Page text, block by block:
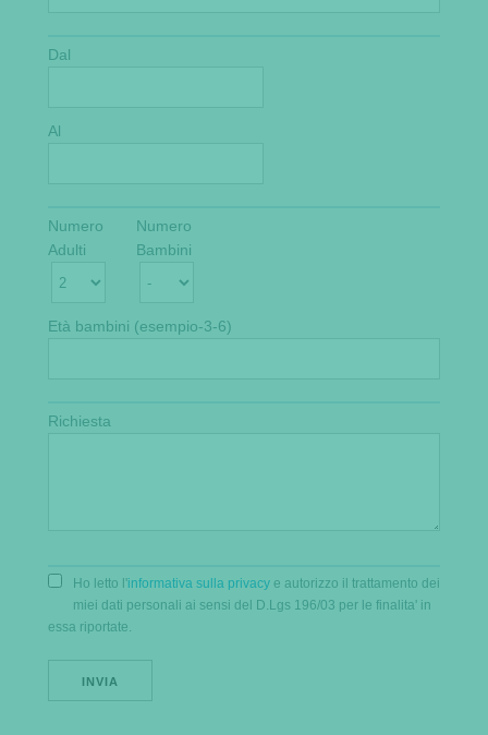
Dal
Al
Numero
Adulti
Numero
Bambini
Età bambini (esempio-3-6)
Richiesta
Ho letto l'informativa sulla privacy e autorizzo il trattamento dei
miei dati personali ai sensi del D.Lgs 196/03 per le finalita' in
essa riportate.